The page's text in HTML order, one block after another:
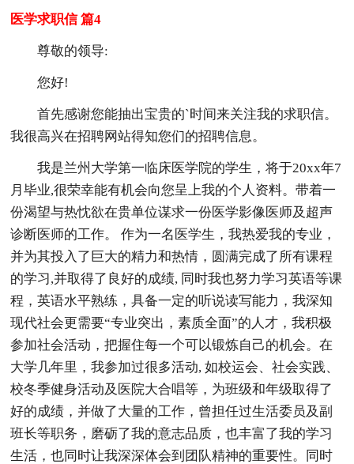
医学求职信 篇4
尊敬的领导:
您好!
首先感谢您能抽出宝贵的`时间来关注我的求职信。
我很高兴在招聘网站得知您们的招聘信息。
我是兰州大学第一临床医学院的学生，将于20xx年7
月毕业,很荣幸能有机会向您呈上我的个人资料。带着一
份渴望与热忱欲在贵单位谋求一份医学影像医师及超声
诊断医师的工作。 作为一名医学生，我热爱我的专业，
并为其投入了巨大的精力和热情，圆满完成了所有课程
的学习,并取得了良好的成绩, 同时我也努力学习英语等课
程，英语水平熟练，具备一定的听说读写能力，我深知
现代社会更需要“专业突出，素质全面”的人才，我积极
参加社会活动，把握住每一个可以锻炼自己的机会。在
大学几年里，我参加过很多活动, 如校运会、社会实践、
校冬季健身活动及医院大合唱等，为班级和年级取得了
好的成绩，并做了大量的工作，曾担任过生活委员及副
班长等职务，磨砺了我的意志品质，也丰富了我的学习
生活，也同时让我深深体会到团队精神的重要性。同时